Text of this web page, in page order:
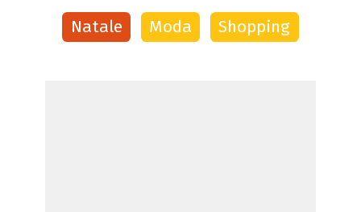
Natale Moda Shopping